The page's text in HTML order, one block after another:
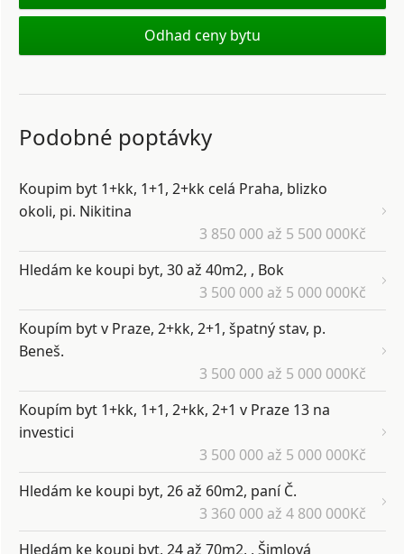
Odhad ceny bytu
Podobné poptávky
Koupim byt 1+kk, 1+1, 2+kk celá Praha, blizko
okoli, pi. Nikitina
3 850 000 až 5 500 000Kč
Hledám ke koupi byt, 30 až 40m2, , Bok
3 500 000 až 5 000 000Kč
Koupím byt v Praze, 2+kk, 2+1, špatný stav, p.
Beneš.
3 500 000 až 5 000 000Kč
Koupím byt 1+kk, 1+1, 2+kk, 2+1 v Praze 13 na
investici
3 500 000 až 5 000 000Kč
Hledám ke koupi byt, 26 až 60m2, paní Č.
3 360 000 až 4 800 000Kč
Hledám ke koupi byt, 24 až 70m2, , Šimlová